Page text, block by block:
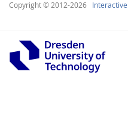
Copyright © 2012-2026